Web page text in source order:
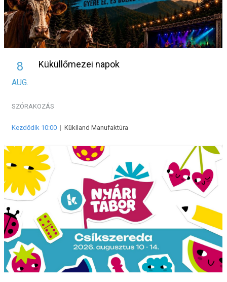
8
AUG.
Küküllőmezei napok
SZÓRAKOZÁS
Kezdődik 10:00 | Kükiland Manufaktúra